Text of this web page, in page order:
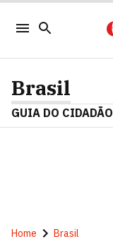
Brasil
GUIA DO CIDADÃO
Home Brasil